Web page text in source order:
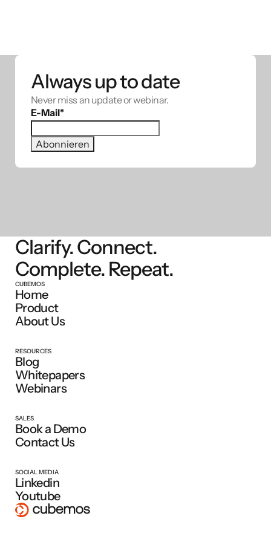
Always up to date
Never miss an update or webinar.
E-Mail*
Clarify. Connect.
Complete. Repeat.
CUBEMOS
Home
Product
About Us
RESOURCES
Blog
Whitepapers
Webinars
SALES
Book a Demo
Contact Us
SOCIAL MEDIA
Linkedin
Youtube